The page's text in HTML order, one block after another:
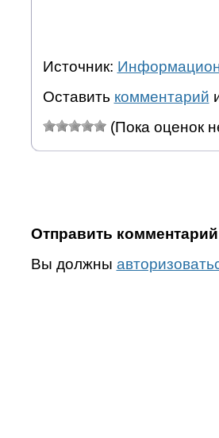
Источник:
Оставить комментарий
(Пока оценок
Отправить комментарий
Вы должны